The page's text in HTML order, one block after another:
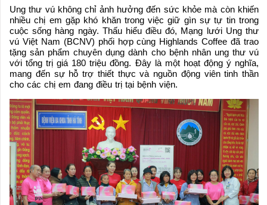
Ung thư vú không chỉ ảnh hưởng đến sức khỏe mà còn khiến
nhiều chị em gặp khó khăn trong việc giữ gìn sự tự tin trong
cuộc sống hàng ngày. Thấu hiểu điều đó, Mạng lưới Ung thư
vú Việt Nam (BCNV) phối hợp cùng Highlands Coffee đã trao
tặng sản phẩm chuyên dụng dành cho bệnh nhân ung thư vú
với tổng trị giá 180 triệu đồng. Đây là một hoạt động ý nghĩa,
mang đến sự hỗ trợ thiết thực và nguồn động viên tinh thần
cho các chị em đang điều trị tại bệnh viện.